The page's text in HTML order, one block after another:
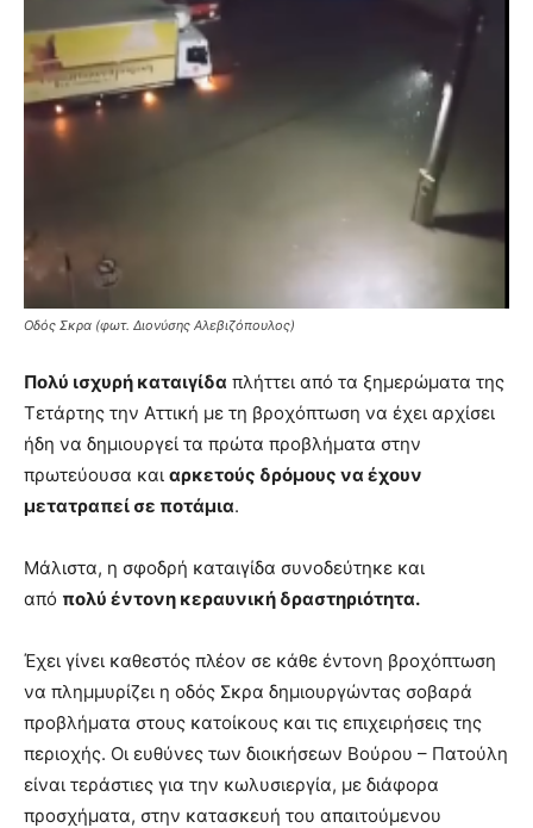
Οδός Σκρα (φωτ. Διονύσης Αλεβιζόπουλος)
Πολύ ισχυρή καταιγίδα πλήττει από τα ξημερώματα της
Τετάρτης την Αττική με τη βροχόπτωση να έχει αρχίσει
ήδη να δημιουργεί τα πρώτα προβλήματα στην
πρωτεύουσα και αρκετούς δρόμους να έχουν
μετατραπεί σε ποτάμια.
Μάλιστα, η σφοδρή καταιγίδα συνοδεύτηκε και
από πολύ έντονη κεραυνική δραστηριότητα.
Έχει γίνει καθεστός πλέον σε κάθε έντονη βροχόπτωση
να πλημμυρίζει η οδός Σκρα δημιουργώντας σοβαρά
προβλήματα στους κατοίκους και τις επιχειρήσεις της
περιοχής. Οι ευθύνες των διοικήσεων Βούρου – Πατούλη
είναι τεράστιες για την κωλυσιεργία, με διάφορα
προσχήματα, στην κατασκευή του απαιτούμενου